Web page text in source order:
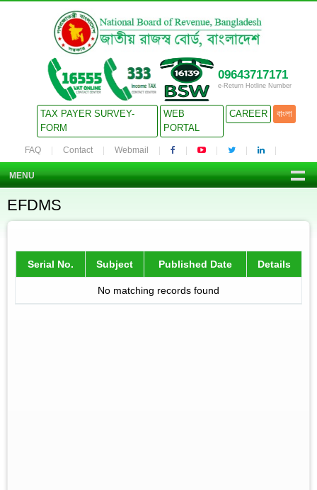
09643717171
e-Return Hotline Number
TAX PAYER SURVEY-
FORM
WEB
PORTAL
CAREER বাংলা
FAQ Contact Webmail
MENU
EFDMS
Serial No. Subject Published Date Details
No matching records found